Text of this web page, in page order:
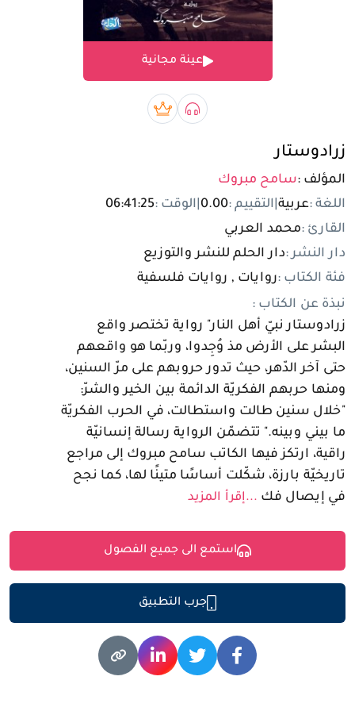
تسجيل الدخول
مستخدم جديد
عينة مجانية
صوتي bookبريميوم book
زرادوستار
المؤلف :سامح مبروك
اللغة :عربية التقييم :0.00 الوقت :06:41:25
القارئ :محمد العربي
دار النشر :دار الحلم للنشر والتوزيع
فئة الكتاب :روايات , روايات فلسفية
نبذة عن الكتاب :
زرادوستار نبيّ أهل النار" رواية تختصر واقع
البشر على الأرض مذ وُجِدوا، وربّما هو واقعهم
حتى آخر الدّهر، حيث تدور حروبهم على مرّ السنين،
ومنها حربهم الفكريّة الدائمة بين الخير والشرّ:
"خلال سنين طالت واستطالت، في الحرب الفكريّة
ما بيني وبينه." تتضمّن الرواية رسالة إنسانيّة
راقية، ارتكز فيها الكاتب سامح مبروك إلى مراجع
تاريخيّة بارزة، شكّلت أساسًا متينًا لها، كما نجح
في إيصال فك ...إقرأ المزيد
استمع الى جميع الفصول
جرب التطبيق